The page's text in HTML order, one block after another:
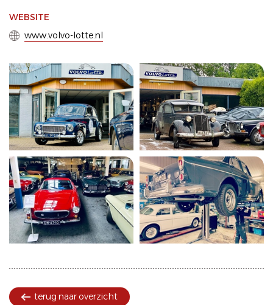
WEBSITE
www.volvo-lotte.nl
terug naar overzicht